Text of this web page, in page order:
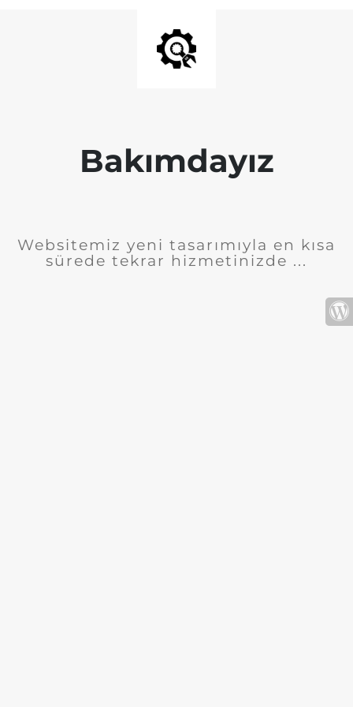
Bakımdayız
Websitemiz yeni tasarımıyla en kısa
sürede tekrar hizmetinizde ...